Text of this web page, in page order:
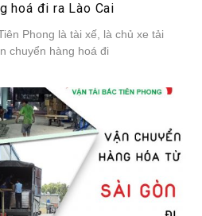
hoá đi ra Lào Cai
Phong là tài xế, là chủ xe tải
chuyển hàng hoá đi